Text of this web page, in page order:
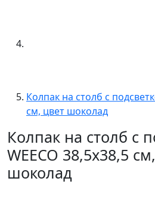
Колпак на столб с
см, цвет шоколад
Колпак на столб с
WEECO 38,5х38,5
шоколад